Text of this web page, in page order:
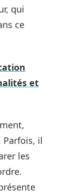
qui
ce
et
Parfois, il
les